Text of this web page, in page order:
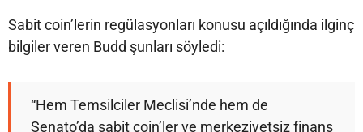
Sabit coin’lerin regülasyonları konusu açıldığında ilginç
bilgiler veren Budd şunları söyledi:
“Hem Temsilciler Meclisi’nde hem de
Senato’da sabit coin’ler ve merkeziyetsiz finans